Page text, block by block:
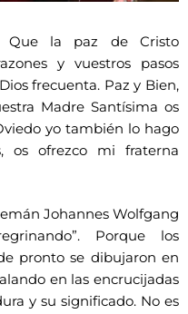
Que la paz de Cristo
y vuestros pasos
frecuenta. Paz y Bien,
Madre Santísima os
yo también lo hago
os ofrezco mi fraterna
Johannes Wolfgang
Porque los
pronto se dibujaron en
en las encrucijadas
y su significado. No es